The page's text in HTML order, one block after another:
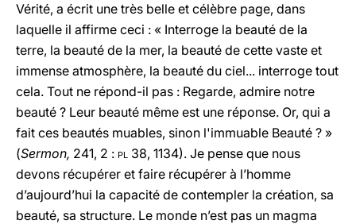
Vérité, a écrit une très belle et célèbre page, dans
laquelle il affirme ceci : « Interroge la beauté de la
terre, la beauté de la mer, la beauté de cette vaste et
immense atmosphère, la beauté du ciel... interroge tout
cela. Tout ne répond-il pas : Regarde, admire notre
beauté ? Leur beauté même est une réponse. Or, qui a
fait ces beautés muables, sinon l'immuable Beauté ? »
(Sermon, 241, 2 : pl 38, 1134). Je pense que nous
devons récupérer et faire récupérer à l’homme
d’aujourd’hui la capacité de contempler la création, sa
beauté, sa structure. Le monde n’est pas un magma